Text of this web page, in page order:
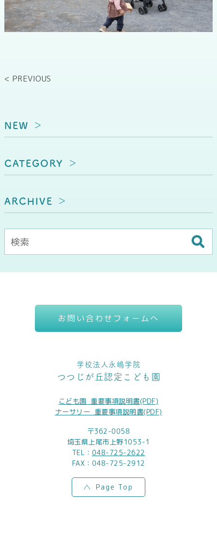
< PREVIOUS
NEW
CATEGORY
ARCHIVE
お問い合わせフォームへ
学校法人永嶋学院
つつじが丘認定こども園
こども園_重要事項説明書(PDF)
ナーサリー_重要事項説明書(PDF)
〒362-0058
埼玉県上尾市上野1053-1
TEL： 048-725-2622
FAX：048-725-2912
Page Top